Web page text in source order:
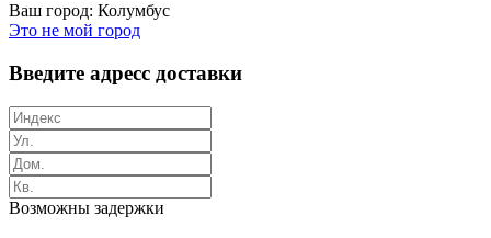
Ваш город: Колумбус
Это не мой город
Введите адресс доставки
Возможны задержки